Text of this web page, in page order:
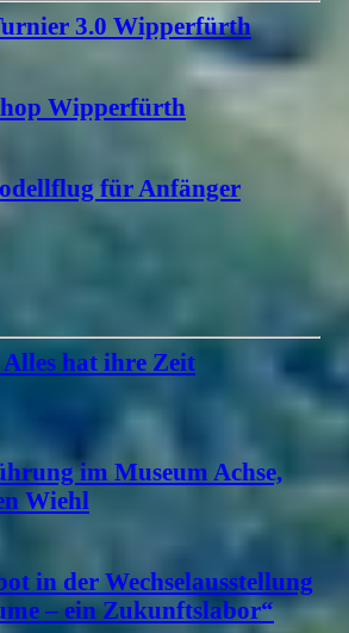
3.0 Wipperfürth
Wipperfürth
für Anfänger
hat ihre Zeit
im Museum Achse,
Wiehl
in der Wechselausstellung
– ein Zukunftslabor“